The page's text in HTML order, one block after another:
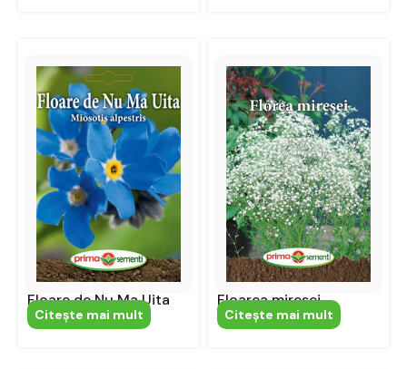
Floare de Nu Ma Uita
Citeşte mai mult
Floarea miresei
Citeşte mai mult